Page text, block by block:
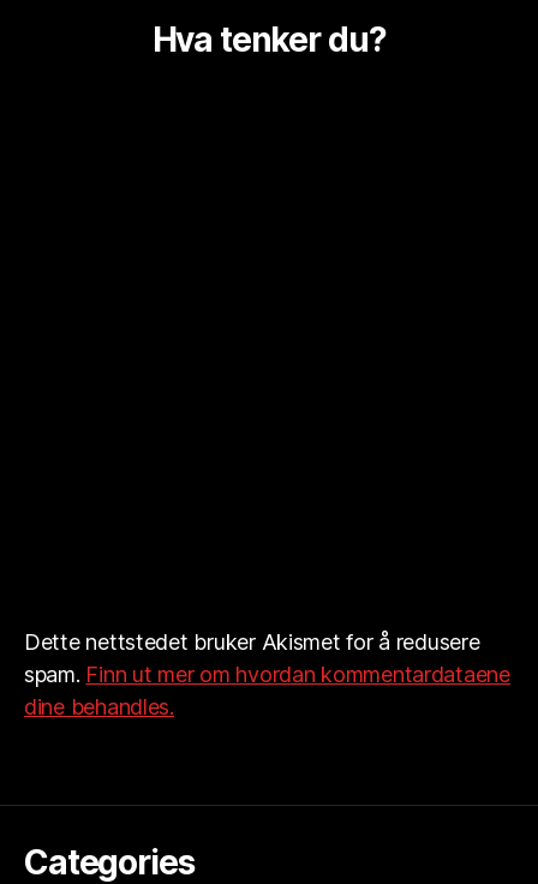
Hva tenker du?
Dette nettstedet bruker Akismet for å redusere
spam. Finn ut mer om hvordan kommentardataene
dine behandles.
Categories